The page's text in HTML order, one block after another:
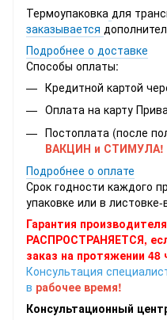
Термоупаковка для
заказывается
Подробнее о доставке
Способы оплаты:
Кредитной картой
Оплата на карту
Постоплата (после
ВАКЦИН и СТИМУЛА!
Подробнее о оплате
Срок годности каждого
упаковке или в листовке-
Гарантия
РАСПРОСТРАНЯЕТСЯ,
заказ на протяжении
Консультация
в рабочее время!
Консультационный